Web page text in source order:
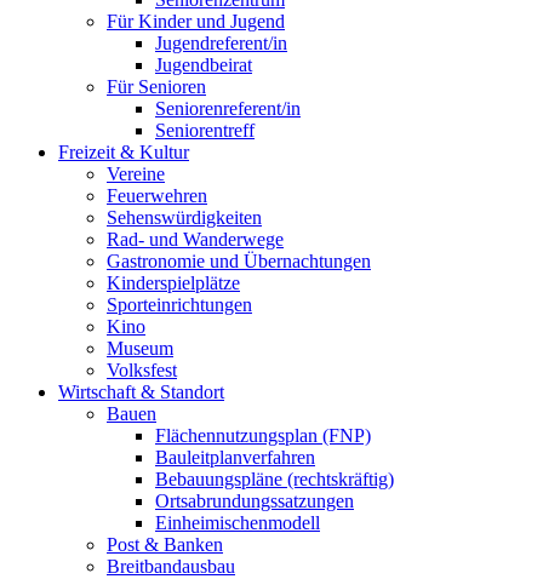
Für Kinder und Jugend
Jugendreferent/in
Jugendbeirat
Für Senioren
Seniorenreferent/in
Seniorentreff
Freizeit & Kultur
Vereine
Feuerwehren
Sehenswürdigkeiten
Rad- und Wanderwege
Gastronomie und Übernachtungen
Kinderspielplätze
Sporteinrichtungen
Kino
Museum
Volksfest
Wirtschaft & Standort
Bauen
Flächennutzungsplan (FNP)
Bauleitplanverfahren
Bebauungspläne (rechtskräftig)
Ortsabrundungssatzungen
Einheimischenmodell
Post & Banken
Breitbandausbau